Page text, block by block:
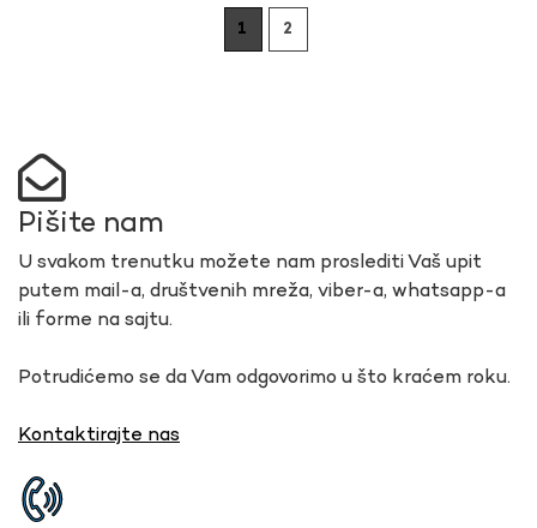
1 2
Pišite nam
U svakom trenutku možete nam proslediti Vaš upit
putem mail-a, društvenih mreža, viber-a, whatsapp-a
ili forme na sajtu.
Potrudićemo se da Vam odgovorimo u što kraćem roku.
Kontaktirajte nas